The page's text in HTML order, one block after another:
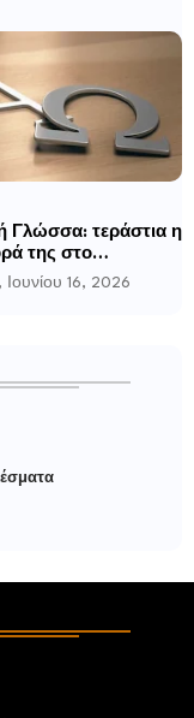
Γλώσσα: τεράστια η
της στο
γίγνεσθαι.
Ιουνίου 16, 2026